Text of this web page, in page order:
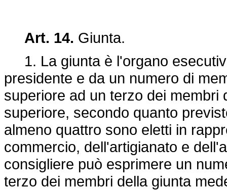
Art. 14. Giunta.
1. La giunta è l'organo
presidente e da un numero di
superiore ad un terzo dei membri
superiore, secondo quanto
almeno quattro sono eletti in
commercio, dell'artigianato e
consigliere può esprimere un
terzo dei membri della giunta